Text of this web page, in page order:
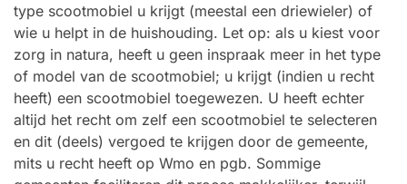
type scootmobiel u krijgt (meestal een driewieler) of
wie u helpt in de huishouding. Let op: als u kiest voor
zorg in natura, heeft u geen inspraak meer in het type
of model van de scootmobiel; u krijgt (indien u recht
heeft) een scootmobiel toegewezen. U heeft echter
altijd het recht om zelf een scootmobiel te selecteren
en dit (deels) vergoed te krijgen door de gemeente,
mits u recht heeft op Wmo en pgb. Sommige